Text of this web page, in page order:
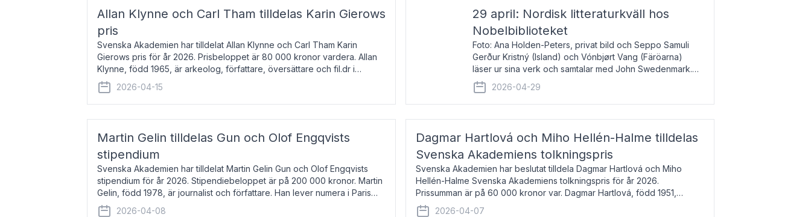
Allan Klynne och Carl Tham tilldelas Karin Gierows
pris
Svenska Akademien har tilldelat Allan Klynne och Carl Tham Karin
Gierows pris för år 2026. Prisbeloppet är 80 000 kronor vardera. Allan
Klynne, född 1965, är arkeolog, författare, översättare och fil.dr i
antikens kultur och samhällsliv. Ut
2026-04-15
29 april: Nordisk litteraturkväll hos
Nobelbiblioteket
Foto: Ana Holden-Peters, privat bild och Seppo Samuli
Gerður Kristný (Island) och Vónbjørt Vang (Färöarna)
läser ur sina verk och samtalar med John Swedenmark.
De läser upp på färöiska, isländska och svenska och talar
om språk och poesi – o
2026-04-29
Martin Gelin tilldelas Gun och Olof Engqvists
stipendium
Svenska Akademien har tilldelat Martin Gelin Gun och Olof Engqvists
stipendium för år 2026. Stipendiebeloppet är på 200 000 kronor. Martin
Gelin, född 1978, är journalist och författare. Han lever numera i Paris
men var under många år bosat
2026-04-08
Dagmar Hartlová och Miho Hellén-Halme tilldelas
Svenska Akademiens tolkningspris
Svenska Akademien har beslutat tilldela Dagmar Hartlová och Miho
Hellén-Halme Svenska Akademiens tolkningspris för år 2026.
Prissumman är på 60 000 kronor var. Dagmar Hartlová, född 1951,
översätter huvudsakligen från svenska till tjeckiska
2026-04-07